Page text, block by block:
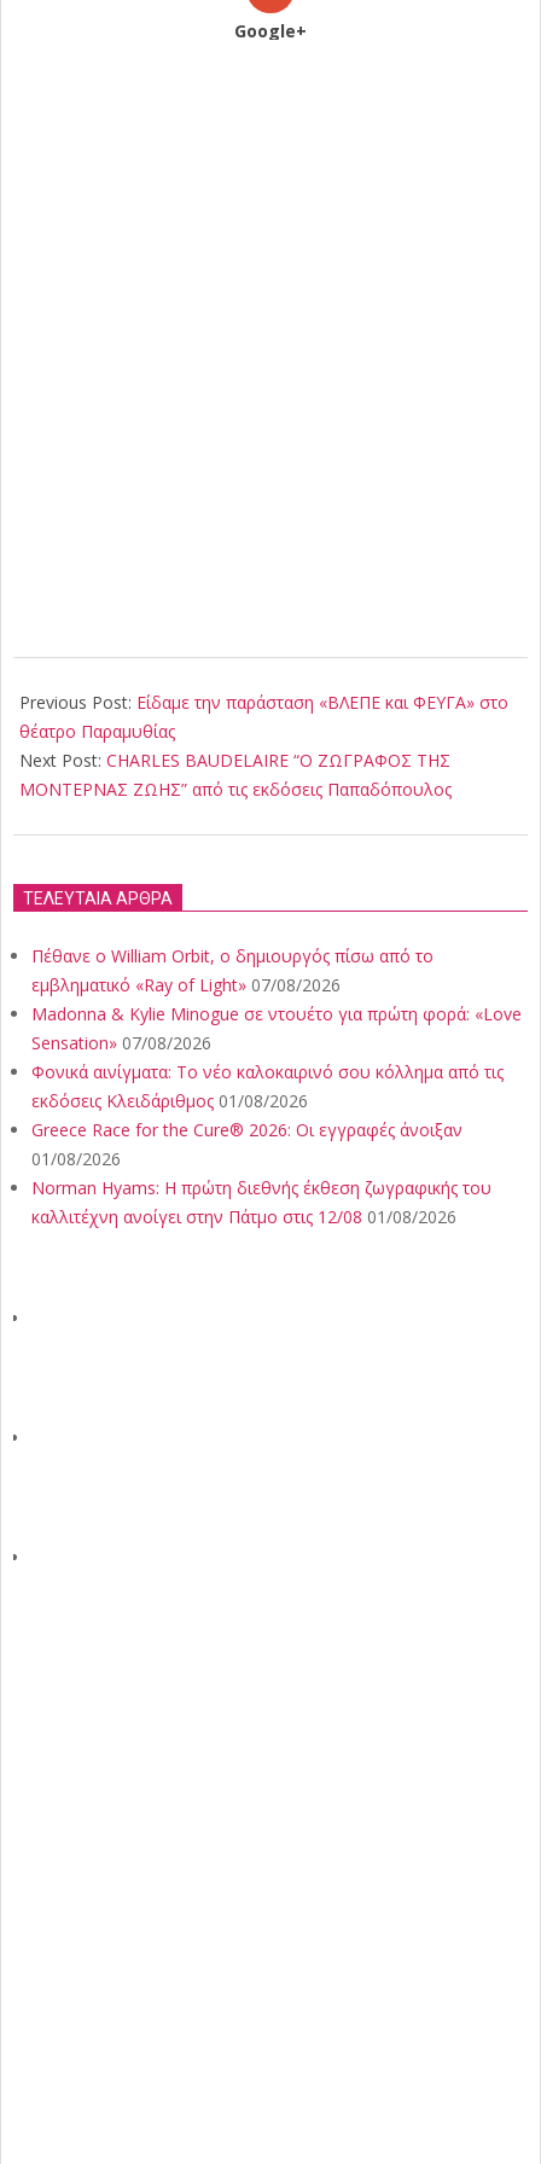
Google+
05-
14
Previous Post: Είδαμε την παράσταση «ΒΛΕΠΕ και ΦΕΥΓΑ» στο
θέατρο Παραμυθίας
Next Post: CHARLES BAUDELAIRE “Ο ΖΩΓΡΑΦΟΣ ΤΗΣ
ΜΟΝΤΕΡΝΑΣ ΖΩΗΣ” από τις εκδόσεις Παπαδόπουλος
ΤΕΛΕΥΤΑΙΑ ΑΡΘΡΑ
Πέθανε ο William Orbit, ο δημιουργός πίσω από το
εμβληματικό «Ray of Light» 07/08/2026
Madonna & Kylie Minogue σε ντουέτο για πρώτη φορά: «Love
Sensation» 07/08/2026
Φονικά αινίγματα: Το νέο καλοκαιρινό σου κόλλημα από τις
εκδόσεις Κλειδάριθμος 01/08/2026
Greece Race for the Cure® 2026: Οι εγγραφές άνοιξαν
01/08/2026
Norman Hyams: Η πρώτη διεθνής έκθεση ζωγραφικής του
καλλιτέχνη ανοίγει στην Πάτμο στις 12/08 01/08/2026